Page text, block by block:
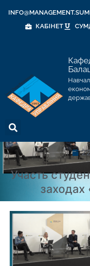
КАБІНЕТ
Участь
заходах